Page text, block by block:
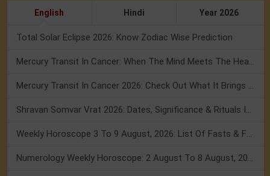
English Hindi Year 2026
Total Solar Eclipse 2026: Know Zodiac Wise Prediction